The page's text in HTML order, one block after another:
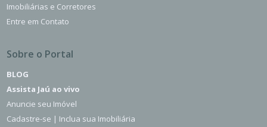
Imobiliárias e Corretores
Entre em Contato
Sobre o Portal
BLOG
Assista Jaú ao vivo
Anuncie seu Imóvel
Cadastre-se | Inclua sua Imobiliária